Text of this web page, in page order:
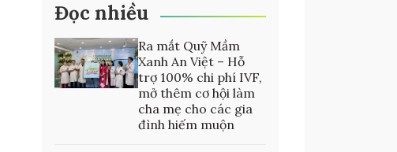
Đọc nhiều
Ra mắt Quỹ Mầm
Xanh An Việt – Hỗ
trợ 100% chi phí IVF,
mở thêm cơ hội làm
cha mẹ cho các gia
đình hiếm muộn